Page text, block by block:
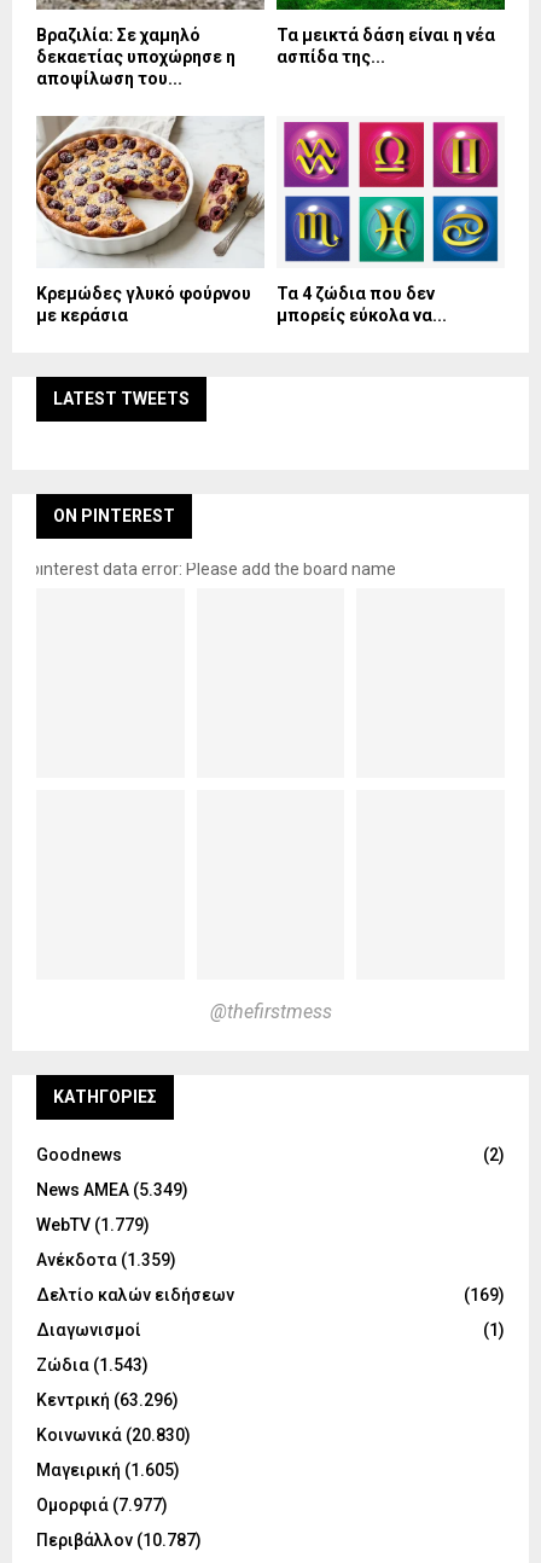
Βραζιλία: Σε χαμηλό
δεκαετίας υποχώρησε η
αποψίλωση του...
Τα μεικτά δάση είναι η νέα
ασπίδα της...
Κρεμώδες γλυκό φούρνου
με κεράσια
Τα 4 ζώδια που δεν
μπορείς εύκολα να...
LATEST TWEETS
ON PINTEREST
pinterest data error: Please add the board name
@thefirstmess
KΑΤΗΓΟΡΊΕΣ
Goodnews
(2)
News ΑΜΕΑ (5.349)
WebTV (1.779)
Ανέκδοτα (1.359)
Δελτίο καλών ειδήσεων
(169)
Διαγωνισμοί
(1)
Ζώδια (1.543)
Κεντρική (63.296)
Κοινωνικά (20.830)
Μαγειρική (1.605)
Ομορφιά (7.977)
Περιβάλλον (10.787)